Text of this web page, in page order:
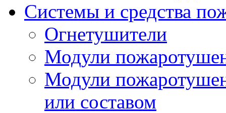
Системы и средства
Огнетушители
Модули
Модули
или составом